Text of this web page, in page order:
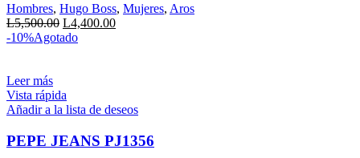
Hombres, Hugo Boss, Mujeres, Aros
L5,500.00 El
precio
L4,400.00El
-10%Agotado
Leer más
Vista rápida
Añadir a la lista de deseos
PEPE JEANS PJ1356